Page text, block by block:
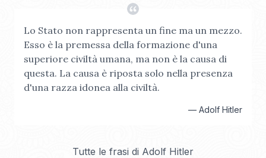
Lo Stato non rappresenta un fine ma un mezzo.
Esso è la premessa della formazione d'una
superiore civiltà umana, ma non è la causa di
questa. La causa è riposta solo nella presenza
d'una razza idonea alla civiltà.
— Adolf Hitler
Tutte le frasi di Adolf Hitler